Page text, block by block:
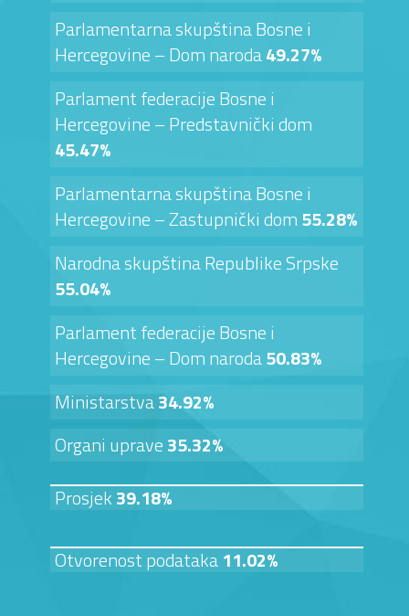
Parlamentarna skupština Bosne i
Hercegovine – Dom naroda49.27%
Parlament federacije Bosne i
Hercegovine – Predstavnički dom
45.47%
Parlamentarna skupština Bosne i
Hercegovine – Zastupnički dom55.28%
Narodna skupština Republike Srpske
55.04%
Parlament federacije Bosne i
Hercegovine – Dom naroda50.83%
Ministarstva34.92%
Organi uprave35.32%
Prosjek39.18%
Otvorenost podataka11.02%